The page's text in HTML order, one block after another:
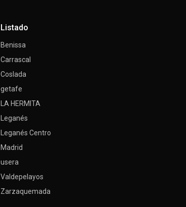
Listado
Benissa
Carrascal
Coslada
getafe
LA HERMITA
Leganés
Leganés Centro
Madrid
usera
Valdepelayos
Zarzaquemada